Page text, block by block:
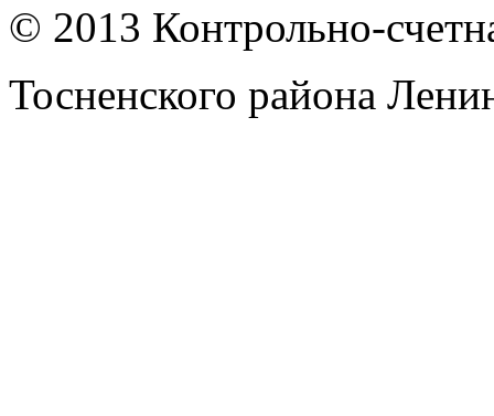
© 2013 Контрольно-
Тосненского района